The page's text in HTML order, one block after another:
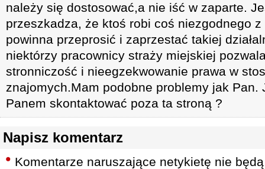
należy się dostosować,a nie iść w zaparte.
przeszkadza, że ktoś robi coś niezgodnego
powinna przeprosić i zaprzestać takiej
niektórzy pracownicy straży miejskiej
stronniczość i nieegzekwowanie prawa w
znajomych.Mam podobne problemy jak Pan.
Panem skontaktować poza ta stroną ?
Napisz komentarz
Komentarze naruszające netykietę nie